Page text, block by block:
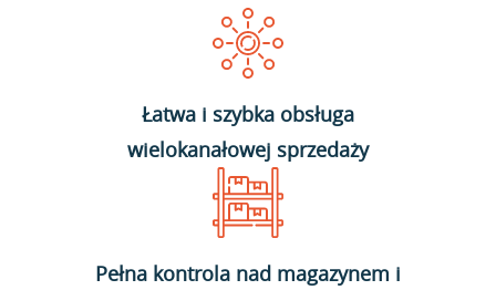
Łatwa i szybka obsługa
wielokanałowej sprzedaży
Pełna kontrola nad magazynem i